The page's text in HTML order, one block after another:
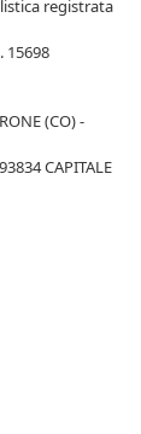
registrata
15698
(CO) -
CAPITALE